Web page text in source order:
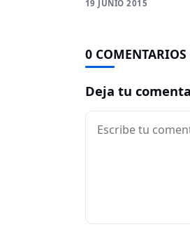
19 JUNIO 2015
0 COMENTARIOS
Deja tu
Comentario